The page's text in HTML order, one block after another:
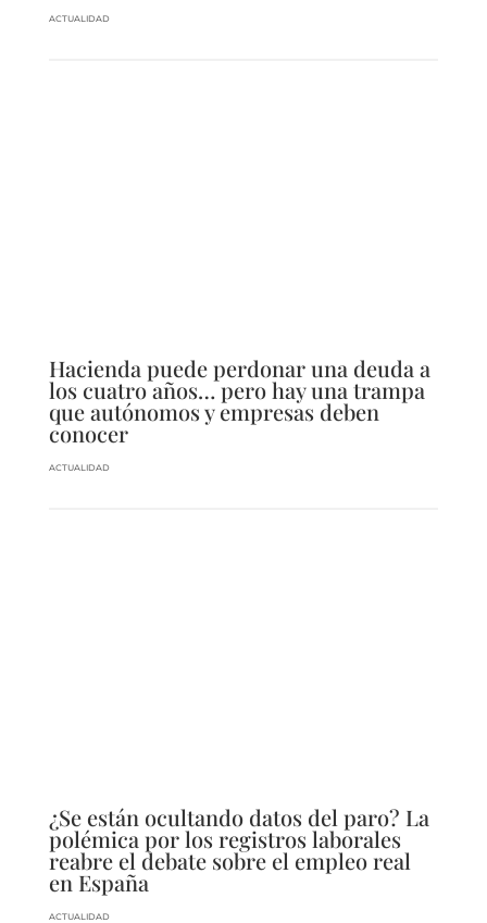
ACTUALIDAD
Hacienda puede perdonar una deuda a
los cuatro años… pero hay una trampa
que autónomos y empresas deben
conocer
ACTUALIDAD
¿Se están ocultando datos del paro? La
polémica por los registros laborales
reabre el debate sobre el empleo real
en España
ACTUALIDAD